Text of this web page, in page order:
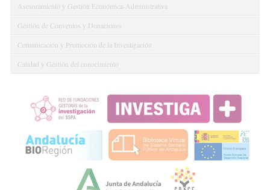
Asesoramiento y Gestión Económica-Administrativa
Gestión de Convenios y Donaciones
Comunicación y Promoción de la Investigación
Calidad y Gestión del conocimiento